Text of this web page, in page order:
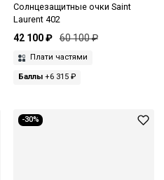
Солнцезащитные очки Saint
Laurent 402
42 100 ₽ 60 100 ₽
Плати частями
Баллы+6 315 ₽
-30%